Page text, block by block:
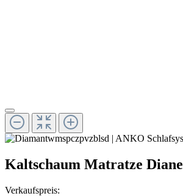
Kaltschaum Matratze Diane
Verkaufspreis: